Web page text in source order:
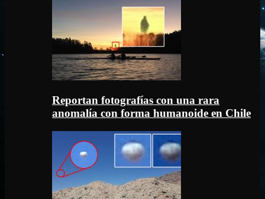
Reportan fotografías con una rara
anomalía con forma humanoide en Chile